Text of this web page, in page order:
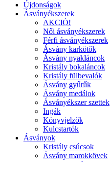
Újdonságok
Ásványékszerek
AKCIÓ!
Női ásványékszerek
Férfi ásványékszerek
Ásvány karkötők
Ásvány nyakláncok
Kristály bokaláncok
Kristály fülbevalók
Ásvány gyűrűk
Ásvány medálok
Ásványékszer szettek
Ingák
Könyvjelzők
Kulcstartók
Ásványok
Kristály csúcsok
Ásvány marokkövek
Csakra kristály szettek